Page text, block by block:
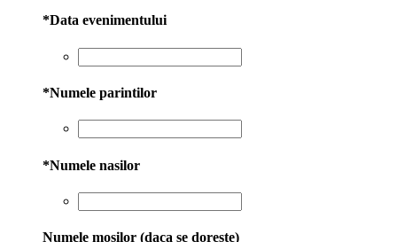
*Data evenimentului
*Numele parintilor
*Numele nasilor
Numele mosilor (daca se doreste)